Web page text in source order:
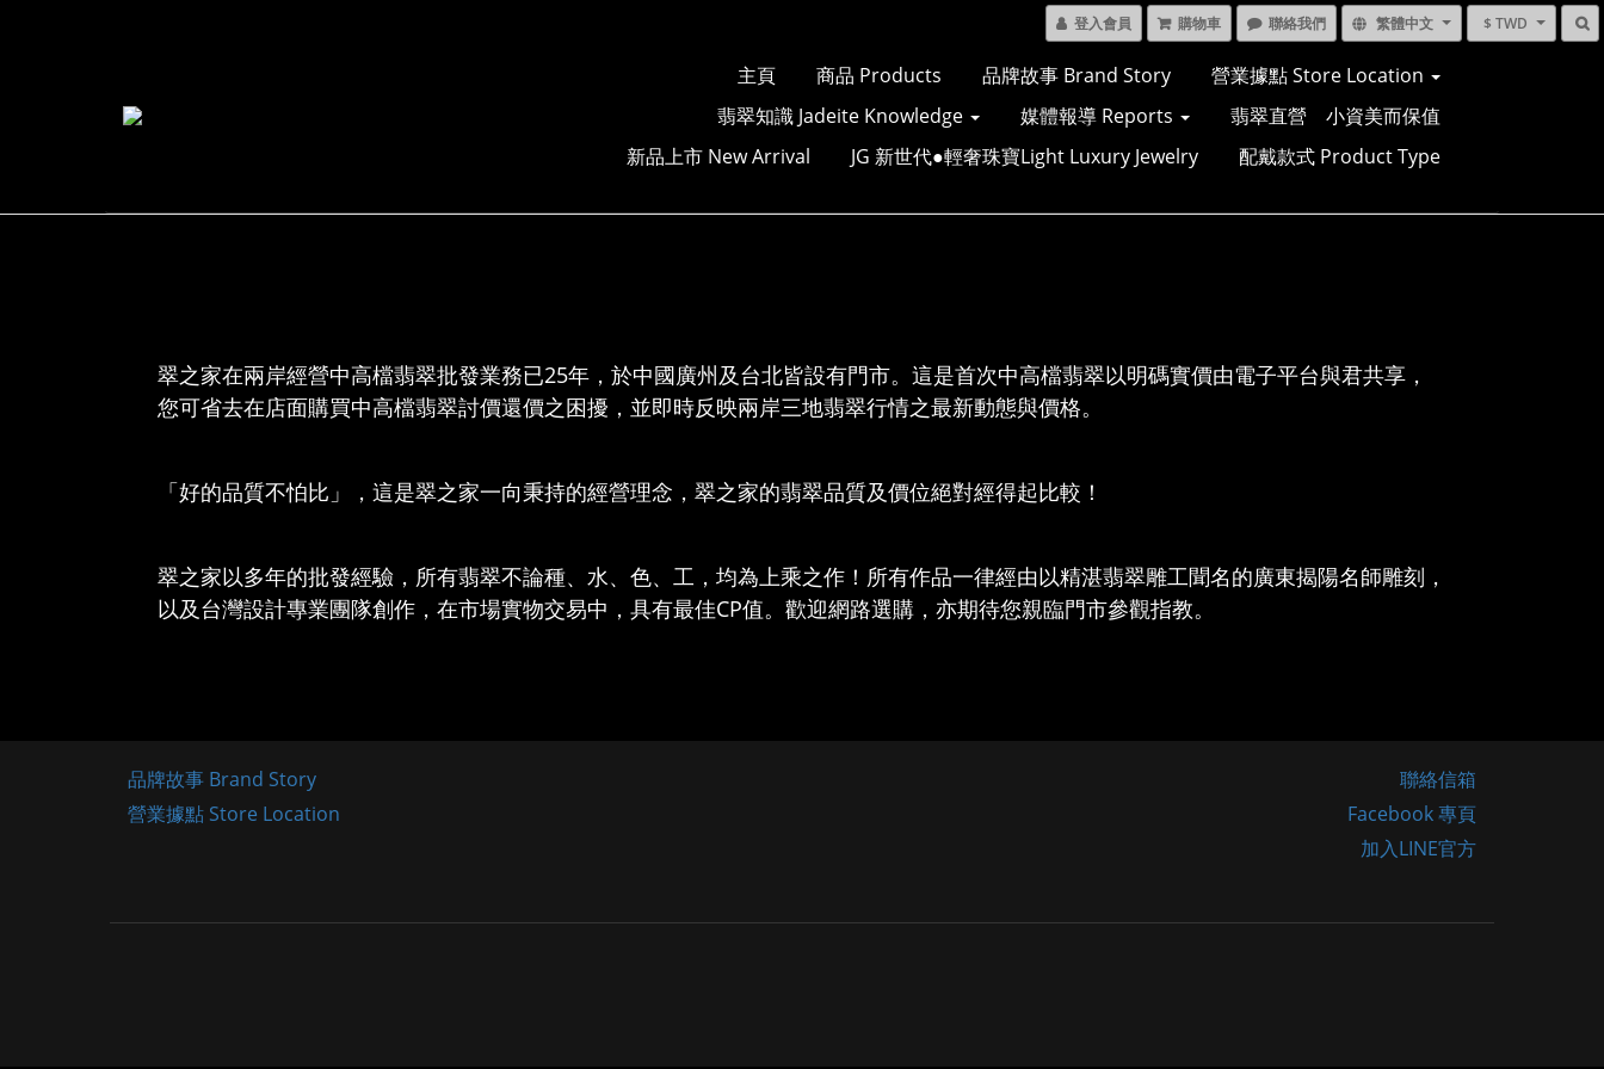
登入會員 購物車 聯絡我們 繁體中文 $ TWD
主頁 商品 Products 品牌故事 Brand Story
營業據點 Store Location
翡翠知識 Jadeite Knowledge
媒體報導 Reports
翡翠直營 小資美而保值
新品上市 New Arrival
JG 新世代●輕奢珠寶Light Luxury Jewelry 配戴款式 Product Type
翠之家在兩岸經營中高檔翡翠批發業務已25年，於中國廣州及台北皆設有門市。這是首次中高檔翡翠以明碼實價由電子平台與君共享，
您可省去在店面購買中高檔翡翠討價還價之困擾，並即時反映兩岸三地翡翠行情之最新動態與價格。
「好的品質不怕比」，這是翠之家一向秉持的經營理念，翠之家的翡翠品質及價位絕對經得起比較！
翠之家以多年的批發經驗，所有翡翠不論種、水、色、工，均為上乘之作！所有作品一律經由以精湛翡翠雕工聞名的廣東揭陽名師雕刻，
以及台灣設計專業團隊創作，在市場實物交易中，具有最佳CP值。歡迎網路選購，亦期待您親臨門市參觀指教。
品牌故事 Brand Story
營業據點 Store Location
聯絡信箱
Facebook 專頁
加入LINE官方